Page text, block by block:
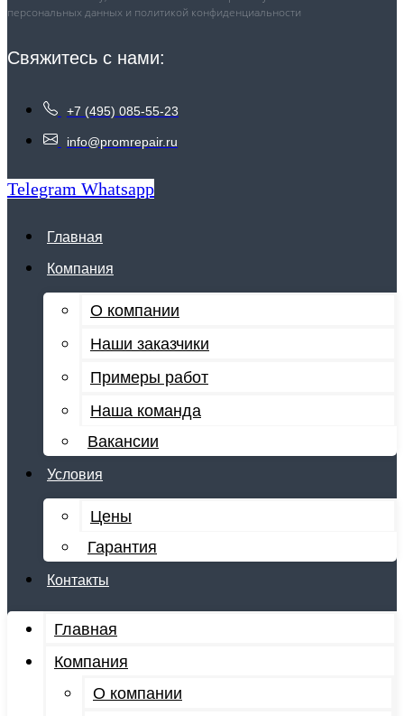
персональных данных и политикой конфиденциальности
Свяжитесь с нами:
+7 (495) 085-55-23
info@promrepair.ru
Telegram Whatsapp
Главная
Компания
О компании
Наши заказчики
Примеры работ
Наша команда
Вакансии
Условия
Цены
Гарантия
Контакты
Главная
Компания
О компании